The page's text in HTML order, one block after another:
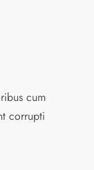
cum
corrupti